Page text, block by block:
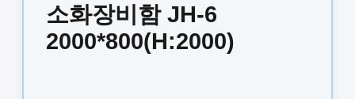
소화장비함 JH-6
2000*800(H:2000)